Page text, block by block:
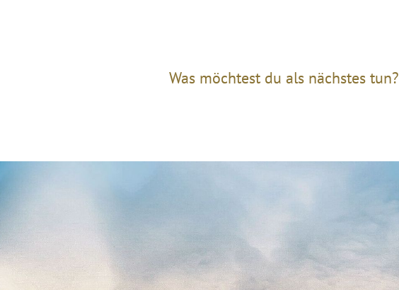
Was möchtest du als nächstes tun?